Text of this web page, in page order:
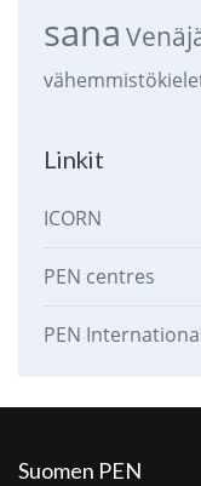
sana
Linkit
ICORN
PEN centres
PEN
Suomen PEN